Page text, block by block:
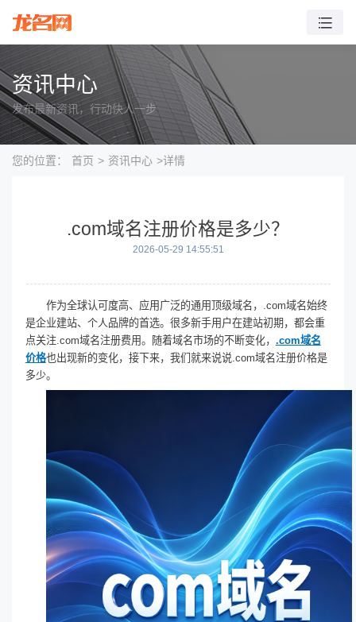
资讯中心
发布最新资讯，行动快人一步
您的位置： 首页 > 资讯中心 >详情
.com域名注册价格是多少？
2026-05-29 14:55:51
作为全球认可度高、应用广泛的通用顶级域名，.com域名始终
是企业建站、个人品牌的首选。很多新手用户在建站初期，都会重
点关注.com域名注册费用。随着域名市场的不断变化， .com域名
价格也出现新的变化，接下来，我们就来说说.com域名注册价格是
多少。